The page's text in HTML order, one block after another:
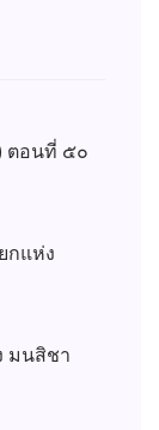
ตอนที่ ๕๐
กแห่ง
มนสิชา